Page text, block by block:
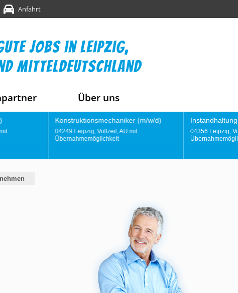
Anfahrt
jobs in leipzig,
mitteldeutschland
Über uns
(m/w/d)
Vollzeit, AÜ mit
Instandhaltungstechniker (m/w/d)
04356 Leipzig, Vollzeit, AÜ mit
Übernahmemöglichkeit